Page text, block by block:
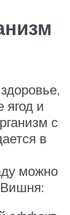
ягод и
с
в
можно